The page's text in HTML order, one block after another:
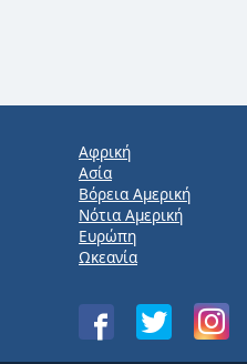
Αφρική
Ασία
Βόρεια Αμερική
Νότια Αμερική
Ευρώπη
Ωκεανία